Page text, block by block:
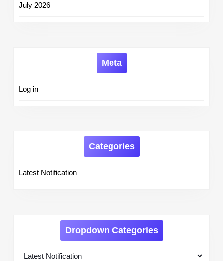
July 2026
Meta
Log in
Categories
Latest Notification
Dropdown Categories